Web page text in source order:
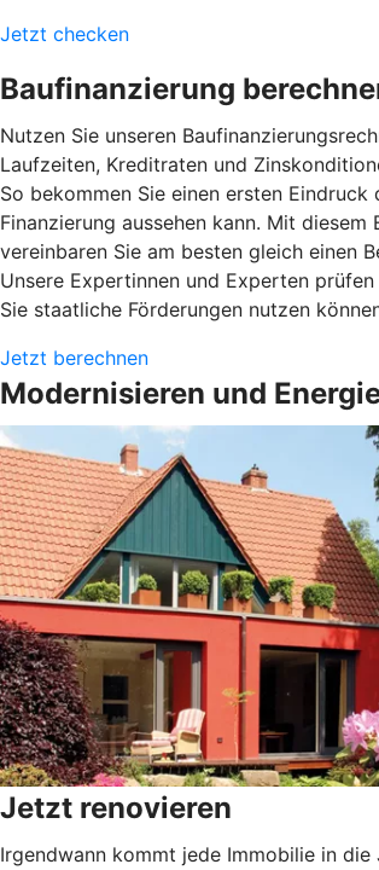
Jetzt checken
Baufinanzierung
Nutzen Sie unseren
Laufzeiten, Kreditraten und
So bekommen Sie einen ersten Eindruck
Finanzierung aussehen kann. Mit diesem
vereinbaren Sie am besten gleich einen
Unsere Expertinnen und Experten
Sie staatliche Förderungen nutzen
Jetzt berechnen
Modernisieren und
Jetzt renovieren
Irgendwann kommt jede Immobilie in die